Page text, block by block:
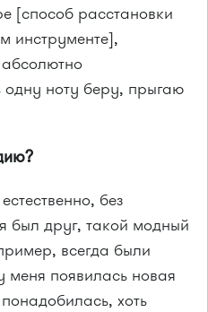
[способ расстановки
инструменте],
ноту беру, прыгаю
без
был друг, такой модный
всегда были
меня появилась новая
хоть